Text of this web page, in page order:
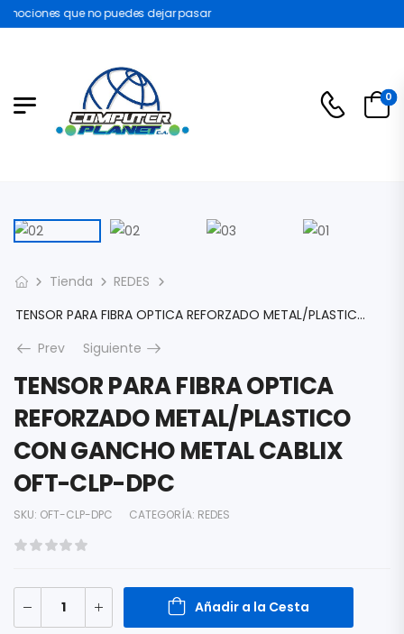
que no puedes dejar pasar
0
Tienda
REDES
TENSOR PARA FIBRA OPTICA REFORZADO METAL/PLASTICO CON GANCHO METAL CABLIX OFT-CLP-DPC
Prev
Siguiente
TENSOR PARA FIBRA OPTICA
REFORZADO METAL/PLASTICO
CON GANCHO METAL CABLIX
OFT-CLP-DPC
SKU: OFT-CLP-DPC CATEGORÍA: REDES
Añadir a la Cesta